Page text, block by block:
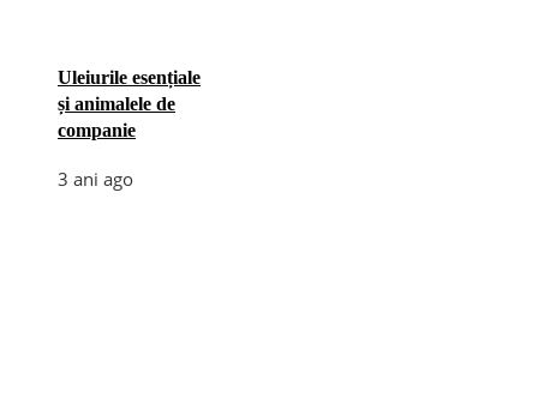
Uleiurile esențiale
și animalele de
companie
3 ani ago